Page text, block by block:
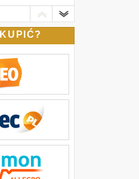
jednak
Mario w Dying
Light w
na sekundę
będą mogli